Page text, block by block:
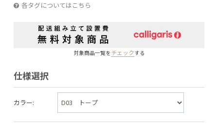
各タグについてはこちら
対象商品一覧をチェックする
仕様選択
カラー: